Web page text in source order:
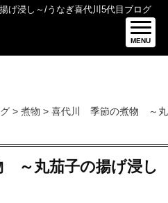
浸し～/うなぎ喜代川5代目ブログ
MENU
> 煮物 > 喜代川 季節の煮物 ～丸
～丸茄子の揚げ浸し